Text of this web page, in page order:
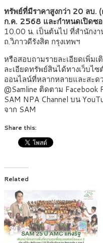
ทรัพย์ที่มีราคาสูงกว่า 20 ลบ.
ก.ค. 2568 และกำหนดเปิดซ
10.00 น. เป็นต้นไป ที่สำนักง
ถ.วิภาวดีรังสิต กรุงเทพฯ
หรือสอบถามรายละเอียดเพิ่ม
ละเอียดทรัพย์สินได้ทางเว็บไซ
ออนไลน์ที่หลากหลายและสะด
@Samline ติดตาม Facebook
SAM NPA Channel บน
จาก SAM
Share this:
Related